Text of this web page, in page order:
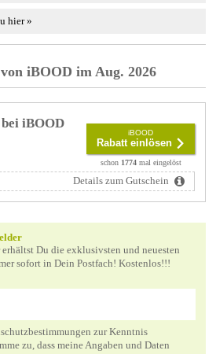
hier »
iBOOD im Aug. 2026
iBOOD
iBOOD
Rabatt einlösen
schon 1774mal eingelöst
Details zum Gutschein
Du die exklusivsten und neuesten
sofort in Dein Postfach! Kostenlos!!!
zur Kenntnis
zu, dass meine Angaben und Daten